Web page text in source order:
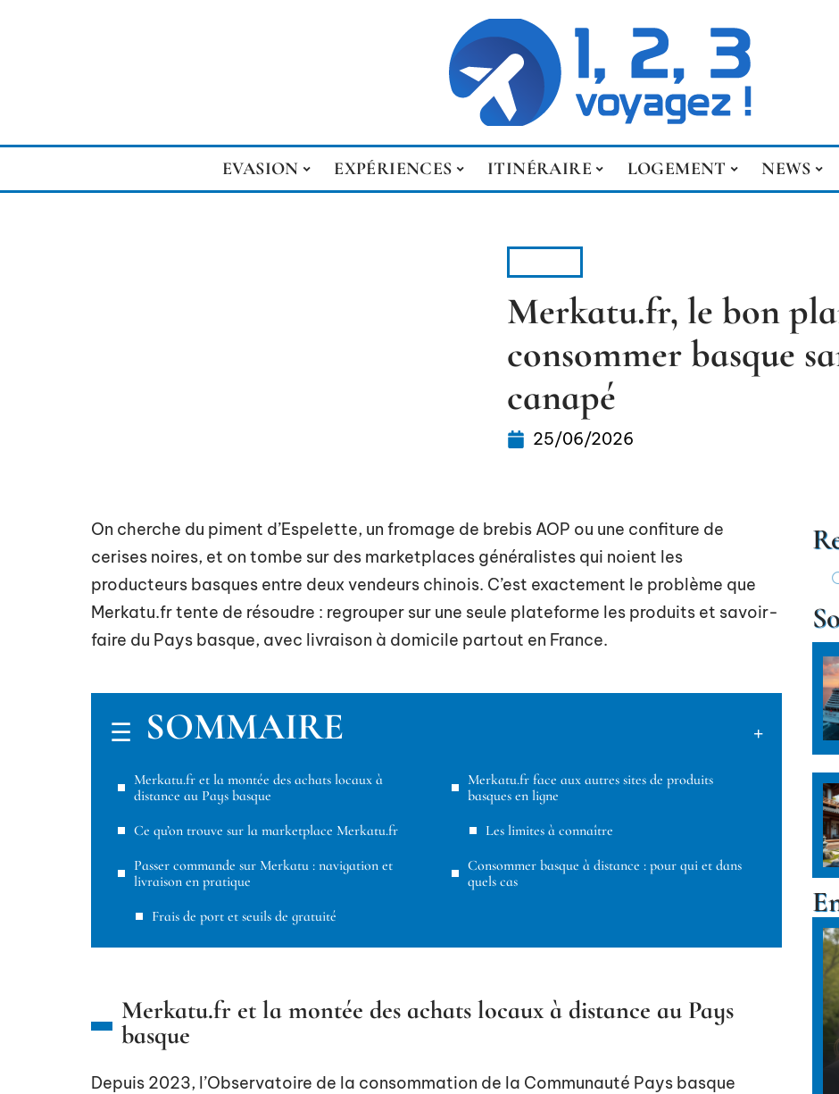
EVASION EXPÉRIENCES ITINÉRAIRE LOGEMENT NEWS
Merkatu.fr, le bon
consommer basque
canapé
25/06/2026
On cherche du piment d’Espelette, un fromage de brebis AOP ou une confiture de
cerises noires, et on tombe sur des marketplaces généralistes qui noient les
producteurs basques entre deux vendeurs chinois. C’est exactement le problème que
Merkatu.fr tente de résoudre : regrouper sur une seule plateforme les produits et savoir-
faire du Pays basque, avec livraison à domicile partout en France.
SOMMAIRE
Merkatu.fr et la montée des achats locaux à
distance au Pays basque
Ce qu’on trouve sur la marketplace Merkatu.fr
Passer commande sur Merkatu : navigation et
livraison en pratique
Frais de port et seuils de gratuité
Merkatu.fr face aux autres sites de produits
basques en ligne
Les limites à connaître
Consommer basque à distance : pour qui et dans
quels cas
Merkatu.fr et la montée des achats locaux à distance au Pays
basque
Depuis 2023, l’Observatoire de la consommation de la Communauté Pays basque